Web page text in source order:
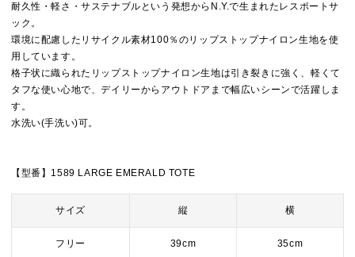
耐久性・軽さ・サステナブルという発想からN.Y.で生まれたレスポートサ
ック。
環境に配慮したリサイクル素材100％のリップストップナイロン生地を使
用しています。
格子状に織られたリップストップナイロン生地は引き裂きに強く、軽くて
タフな使い心地で、デイリーからアウトドアまで幅広いシーンで活躍しま
す。
水洗い(手洗い)可。
【型番】1589 LARGE EMERALD TOTE
サイズ 縦 横
フリー 39cm 35cm